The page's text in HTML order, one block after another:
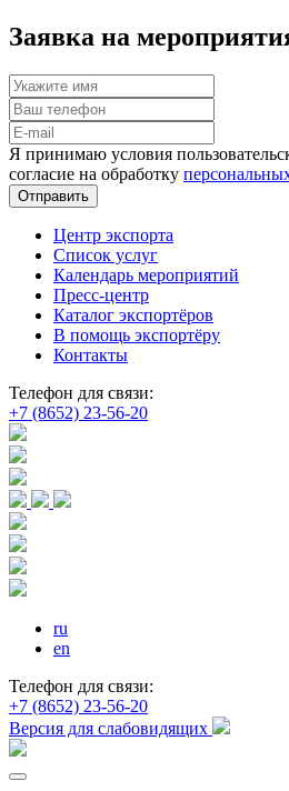
Заявка на
Я принимаю условия
согласие на обработку
Отправить
Центр экспорта
Список услуг
Календарь мероприятий
Пресс-центр
Каталог экспортёров
В помощь экспортёру
Контакты
Телефон для связи:
+7 (8652) 23-56-20
ru
en
Телефон для связи:
+7 (8652) 23-56-20
Версия для слабовидящих